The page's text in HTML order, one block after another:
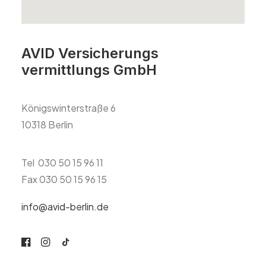
AVID Versicherungs
vermittlungs GmbH
Königswinterstraße 6
10318 Berlin
Tel 030 50 15 96 11
Fax030 50 15 96 15
info@avid-berlin.de